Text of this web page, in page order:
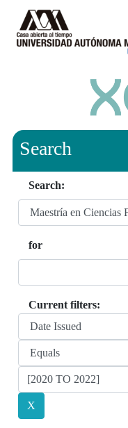
Search
Search:
for
Current filters: